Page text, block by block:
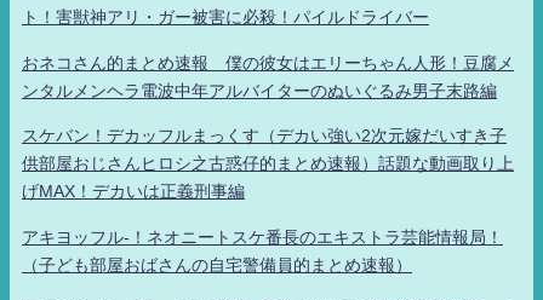
ト！害獣神アリ・ガー被害に必殺！パイルドライバー
おネコさん的まとめ速報 僕の彼女はエリーちゃん人形！豆腐メ
ンタルメンヘラ電波中年アルバイターのぬいぐるみ男子末路編
スケバン！デカッフルまっくす（デカい強い2次元嫁だいすき子
供部屋おじさんヒロシ之古惑仔的まとめ速報）話題な動画取り上
げMAX！デカいは正義刑事編
アキヨッフル-！ネオニートスケ番長のエキストラ芸能情報局！
（子ども部屋おばさんの自宅警備員的まとめ速報）